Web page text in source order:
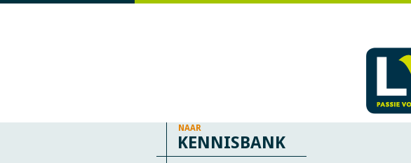
NAAR
KENNISBANK